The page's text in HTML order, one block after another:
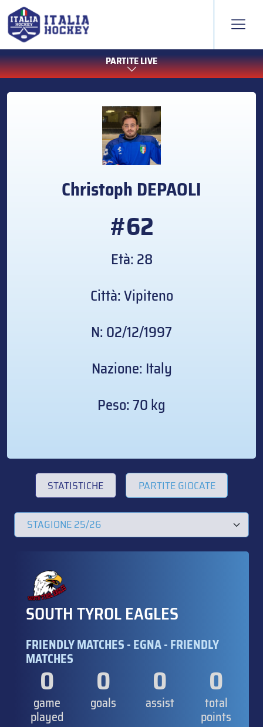
PARTITE LIVE
Christoph DEPAOLI
#62
Età: 28
Città: Vipiteno
N: 02/12/1997
Nazione: Italy
Peso: 70 kg
STATISTICHE PARTITE GIOCATE
SOUTH TYROL EAGLES
FRIENDLY MATCHES - EGNA - FRIENDLY
MATCHES
0
game
played
0
goals
0
assist
0
total
points